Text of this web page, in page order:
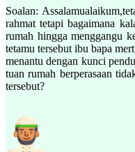
Soalan:
rahmat tetapi bagaimana
rumah hingga menggangu
tetamu tersebut ibu bapa
menantu dengan kunci
tuan rumah berperasaan
tersebut?